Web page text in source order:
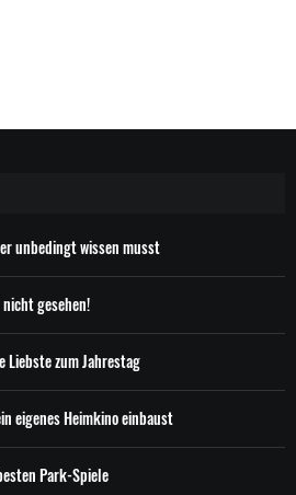
unbedingt wissen musst
gesehen!
Liebste zum Jahrestag
eigenes Heimkino einbaust
Park-Spiele